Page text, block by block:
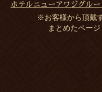
ホテルニューアワジグル
※お客様から頂戴
まとめたページ